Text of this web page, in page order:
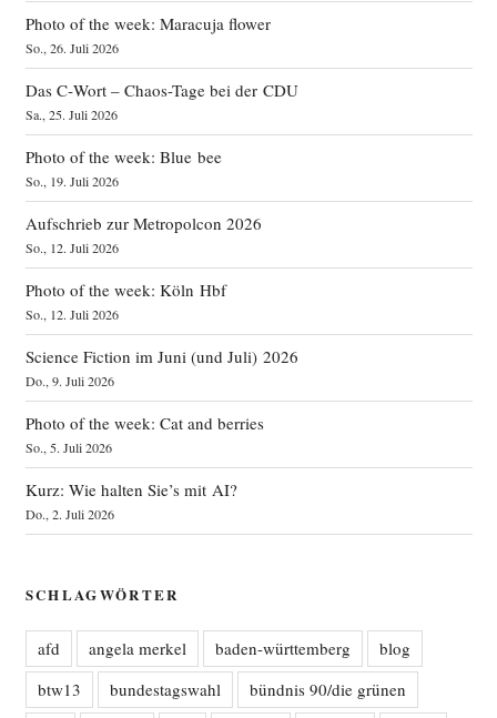
Photo of the week: Maracuja flower
So., 26. Juli 2026
Das C‑Wort – Chaos-Tage bei der CDU
Sa., 25. Juli 2026
Photo of the week: Blue bee
So., 19. Juli 2026
Aufschrieb zur Metropolcon 2026
So., 12. Juli 2026
Photo of the week: Köln Hbf
So., 12. Juli 2026
Science Fiction im Juni (und Juli) 2026
Do., 9. Juli 2026
Photo of the week: Cat and berries
So., 5. Juli 2026
Kurz: Wie halten Sie’s mit AI?
Do., 2. Juli 2026
SCHLAGWÖRTER
afd angela merkel baden-württemberg
blog
btw13
bundestagswahl
bündnis 90/die grünen